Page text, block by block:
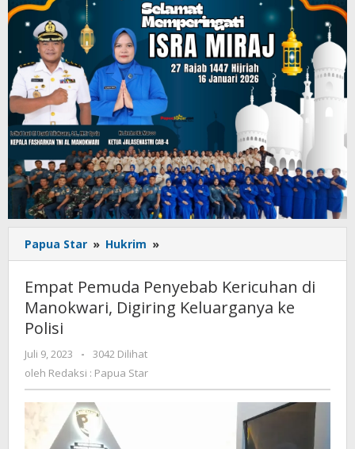
Papua Star » Hukrim »
Pemuda
Kericuhan
di
Polisi
Empat Pemuda Penyebab Kericuhan di
Manokwari, Digiring Keluarganya ke
Polisi
Juli 9, 2023
oleh
Redaksi
Star
-
3042 Dilihat
oleh Redaksi : Papua Star